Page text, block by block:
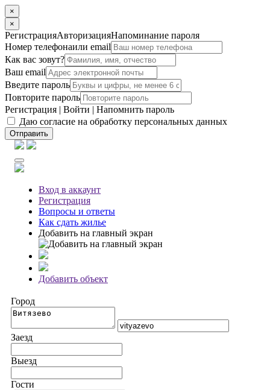
×
×
РегистрацияАвторизацияНапоминание пароля
Номер телефонаили email
Как вас зовут?
Ваш email
Введите пароль
Повторите пароль
Регистрация | Войти | Напомнить пароль
Даю согласие на обработку персональных данных
Отправить
Вход в аккаунт
Регистрация
Вопросы и ответы
Как сдать жилье
Добавить на главный экран
Добавить объект
Город
Заезд
Выезд
Гости